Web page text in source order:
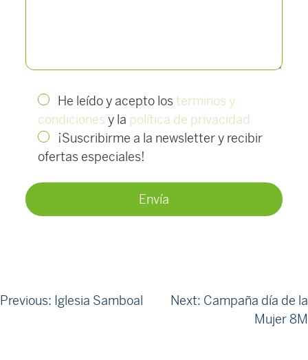
He leído y acepto losterminos y
condiciones y la política de privacidad
¡Suscribirme a la newsletter y recibir
ofertas especiales!
Navegación
Previous: Iglesia Samboal Next: Campaña día de la
Mujer 8M